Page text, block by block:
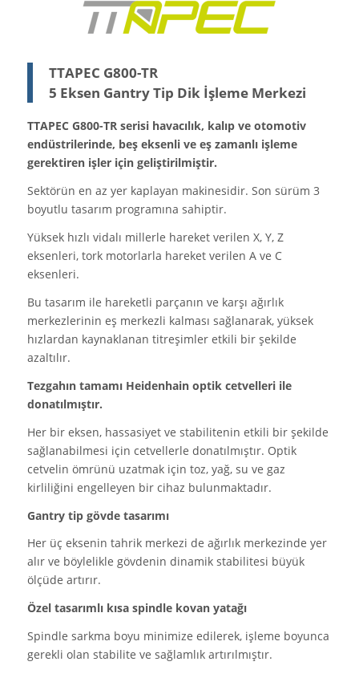
TTAPEC G800-TR
5 Eksen Gantry Tip Dik İşleme Merkezi
TTAPEC G800-TR serisi havacılık, kalıp ve otomotiv
endüstrilerinde, beş eksenli ve eş zamanlı işleme
gerektiren işler için geliştirilmiştir.
Sektörün en az yer kaplayan makinesidir. Son sürüm 3
boyutlu tasarım programına sahiptir.
Yüksek hızlı vidalı millerle hareket verilen X, Y, Z
eksenleri, tork motorlarla hareket verilen A ve C
eksenleri.
Bu tasarım ile hareketli parçanın ve karşı ağırlık
merkezlerinin eş merkezli kalması sağlanarak, yüksek
hızlardan kaynaklanan titreşimler etkili bir şekilde
azaltılır.
Tezgahın tamamı Heidenhain optik cetvelleri ile
donatılmıştır.
Her bir eksen, hassasiyet ve stabilitenin etkili bir şekilde
sağlanabilmesi için cetvellerle donatılmıştır. Optik
cetvelin ömrünü uzatmak için toz, yağ, su ve gaz
kirliliğini engelleyen bir cihaz bulunmaktadır.
Gantry tip gövde tasarımı
Her üç eksenin tahrik merkezi de ağırlık merkezinde yer
alır ve böylelikle gövdenin dinamik stabilitesi büyük
ölçüde artırır.
Özel tasarımlı kısa spindle kovan yatağı
Spindle sarkma boyu minimize edilerek, işleme boyunca
gerekli olan stabilite ve sağlamlık artırılmıştır.